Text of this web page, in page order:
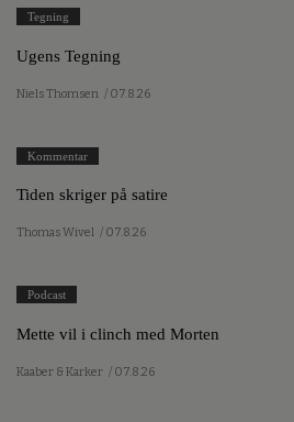
Tegning
Ugens Tegning
Niels Thomsen / 07.8.26
Kommentar
Tiden skriger på satire
Thomas Wivel / 07.8.26
Podcast
Mette vil i clinch med Morten
Kaaber & Karker / 07.8.26